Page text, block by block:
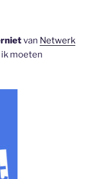
van Netwerk
ik moeten